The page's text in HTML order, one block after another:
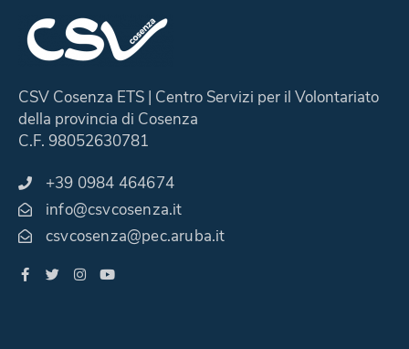
CSV Cosenza ETS | Centro Servizi per il Volontariato
della provincia di Cosenza
C.F. 98052630781
+39 0984 464674
info@csvcosenza.it
csvcosenza@pec.aruba.it